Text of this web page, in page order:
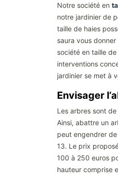
Notre société en
notre jardinier de
taille de haies
saura vous
société en taille
interventions
jardinier se met à
Envisager
Les arbres sont
Ainsi, abattre un
peut engendrer
13. Le prix
100 à 250 euros
hauteur comprise